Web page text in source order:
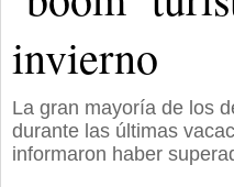
invierno
La gran mayoría de los
durante las últimas
informaron haber